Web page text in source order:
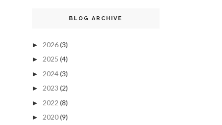
BLOG ARCHIVE
► 2026(3)
► 2025 (4)
► 2024(3)
► 2023 (2)
► 2022 (8)
► 2020(9)